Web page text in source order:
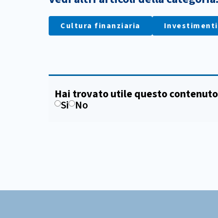
Cultura finanziaria Investimenti
Hai trovato utile questo
Si No